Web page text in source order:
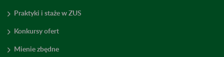
Praktyki i staże w ZUS
Konkursy ofert
Mienie zbędne